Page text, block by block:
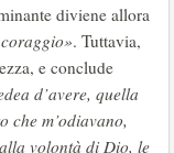
diviene allora
. Tuttavia,
e conclude
d’avere, quella
che m’odiavano,
volontà di Dio, le